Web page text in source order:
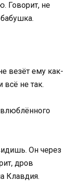
Говорит, не
везёт ему как-
не так.
Он через
дров
Клавдия.